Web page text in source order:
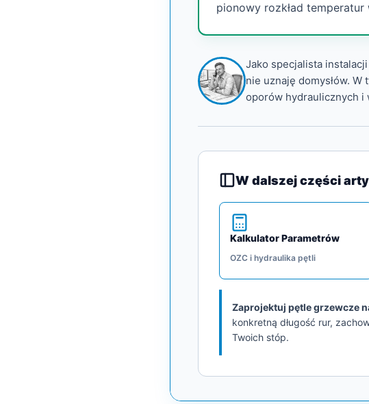
pionowy rozkład temperatur
Jako specjalista
nie uznaję domysłów.
oporów hydraulicznych i
W dalszej części
Kalkulator Parametrów
OZC i hydraulika pętli
Zaprojektuj pętle grzewcze
konkretną długość rur,
Twoich stóp.